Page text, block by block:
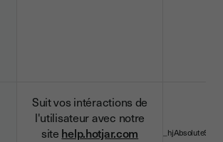
Suit vos intéractions de
l'utilisateur avec notre
site help.hotjar.com